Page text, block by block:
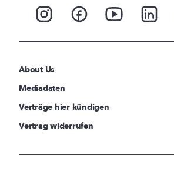
About Us
Mediadaten
Verträge hier kündigen
Vertrag widerrufen